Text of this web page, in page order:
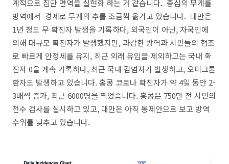
계적으로 집단 면역을 실현화 하는 거 같습니다. 중심의 무게를
방역에서 경제로 무게의 추를 조금씩 옮기고 있습니다. 대만은
1년 정도 무 확진자 발생을 기록하다, 외국인이 아닌, 자국인에
의해 대규모 확진자가 발생했지만, 과감한 방역과 시민들의 협조
로 빠르게 안정세를 유지, 최근 외래 유입을 제외하고는 국내 확
진자 0을 계속 기록하다, 최근 국내 감염자가 발생하고, 오미크론
환자도 발생하고 있습니다. 홍콩 코로나 확진자가 약 4일 동안 2-
3배씩 증가, 최근 6000명을 찍었습니다. 홍콩은 750만 전 시민의
전수 검사를 실시하고 있고, 대만은 아직 통제안으로 보고 방역
수위를 낮추고 있습니다.